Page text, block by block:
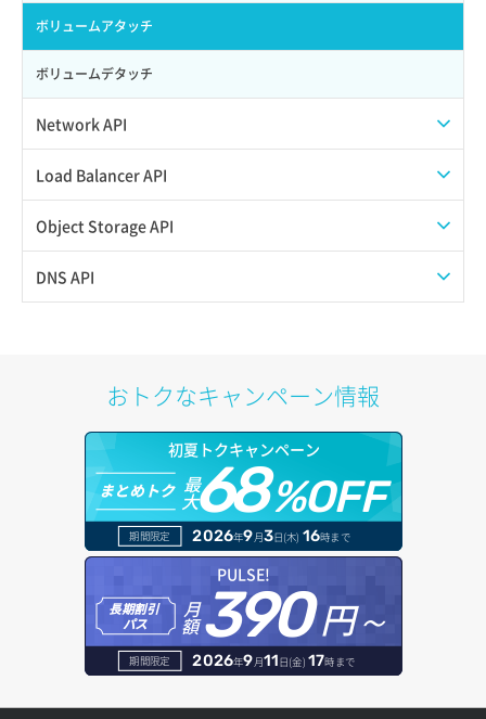
ボリュームアタッチ
ボリュームデタッチ
Network API
QoSポリシー一覧取得
QoSポリシー詳細取得
サブネット一覧取得
サブネット詳細取得
セキュリティグループ ルール一覧取得
セキュリティグループ ルール作成
セキュリティグループ ルール削除
セキュリティグループ ルール詳細取得
セキュリティグループ一覧取得
Load Balancer API
プール一覧取得
プール作成
ヘルスモニタ一覧取得
ヘルスモニタ作成
ヘルスモニタ削除
ヘルスモニタ更新
ヘルスモニタ詳細取得
Object Storage API
Web公開
オブジェクトダウンロード
オブジェクトバージョン管理
オブジェクト一覧取得
オブジェクト削除
オブジェクト削除予約
オブジェクト複製
DNS API
ドメイン情報登録
ドメイン詳細取得
レコード一覧取得
レコード作成
レコード更新
おトクなキャンペーン情報
初夏トクキャンペーン
まとめトク 最
大68%OFF
期間限定 2026年9月3日(木) 16時まで
PULSE!
長期割引
パス
月
額390円～
期間限定 2026年9月11日(金) 17時まで